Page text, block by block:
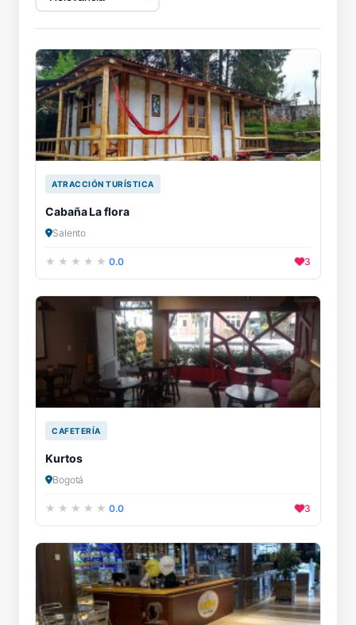
ATRACCIÓN TURÍSTICA
Cabaña La flora
Salento
0.0 3
CAFETERÍA
Kurtos
Bogotá
0.0 3